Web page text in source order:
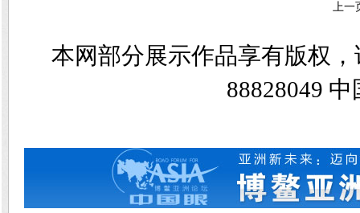
上一
本网部分展示作品享有版权
88828049